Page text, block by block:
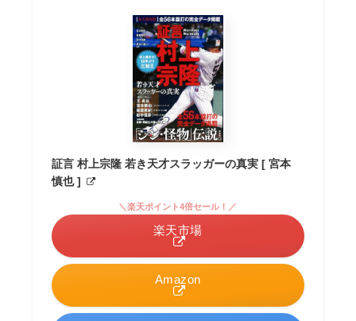
証言 村上宗隆 若き天才スラッガーの真実 [ 宮本
慎也 ]
Amazon
＼楽天ポイント4倍セール！／
楽天市場